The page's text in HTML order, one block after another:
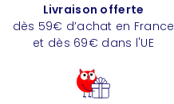
Livraison offerte
dès 59€ d’achat en France
et dès 69€ dans l'UE